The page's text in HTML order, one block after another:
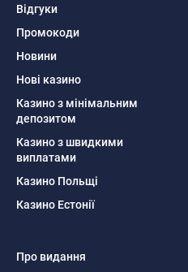
Відгуки
Промокоди
Новини
Нові казино
Казино з мінімальним
депозитом
Казино з швидкими
виплатами
Казино Польщі
Казино Естонії
Про видання